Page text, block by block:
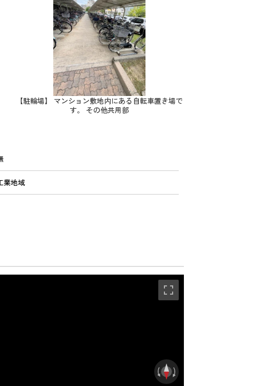
【駐輪場】 マンション敷地内にある自転車置き場で
す。 その他共用部
業地域